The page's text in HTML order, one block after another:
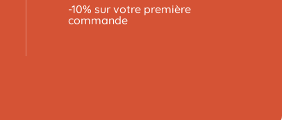
-10% sur votre première
commande